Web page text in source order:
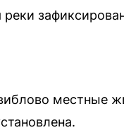
реки
местные